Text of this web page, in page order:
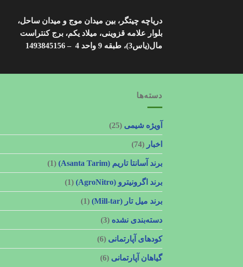
دریاچه چیتگر، بین میدان موج و میدان ساحل،
بلوار علامه قزوینی، میلاد یکم، برج کنتراست
مال(یاس3)، طبقه 9 واحد 4 – 1493845156
دسته‌ها
آویژه شیمی (25)
اخبار (74)
برند آسانتا تاریم (Asanta Tarim) (1)
برند اگرونیترو (AgroNitro) (1)
برند میل تار (Mill-tar) (1)
دسته‌بندی نشده (3)
کودهای آپارتمانی (6)
گیاهان آپارتمانی (6)